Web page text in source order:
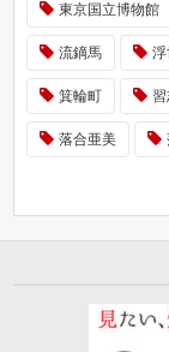
東京国立博物館
流鏑馬
箕輪町
落合亜美